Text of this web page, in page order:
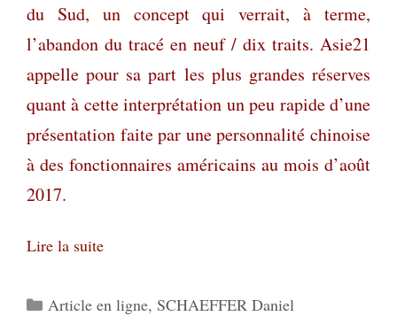
du Sud, un concept qui verrait, à terme,
l’abandon du tracé en neuf / dix traits. Asie21
appelle pour sa part les plus grandes réserves
quant à cette interprétation un peu rapide d’une
présentation faite par une personnalité chinoise
à des fonctionnaires américains au mois d’août
2017.
Lire la suite
Catégories
Article en ligne, SCHAEFFER Daniel